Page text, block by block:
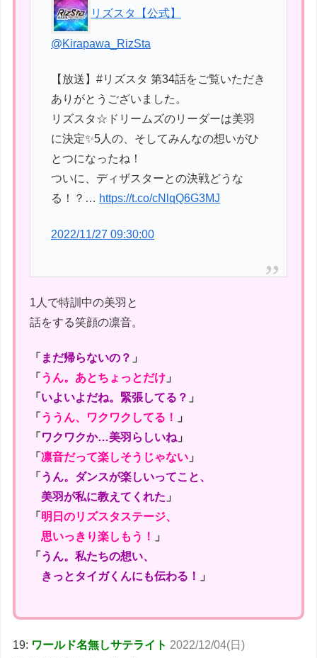
リズスタ【公式】
@Kirapawa_RizSta
【放送】#リズスタ 第34話をご覧いただき
ありがとうございました。
リズスタ☆ドリームズのリーダーは美羽
に決定✨5人の、そしてみんなの想いがひ
とつになったね！
ついに、ディザスターとの決戦どうな
る！？… https://t.co/cNlqQ6G3MJ
2022/11/27 09:30:00
1人で特訓中の美羽と
話をする笑顔の凛音。
「 まだ帰らないの？ 」
「 うん。あとちょっとだけ 」
「 いよいよだね。緊張してる？ 」
「 ううん、ワクワクしてる！
」
「 ワクワクか…美羽らしいね 」
「凛音だって楽しそうじゃない 」
「 うん。ダンスが楽しいってこと、
美羽が私に教えてくれた 」
「 明日のリズスタステージ、
思いっきり楽しもう！
」
「 うん。私たちの想い、
きっとタイガくんにも伝わる！
」
19: ワールド名無しサテライト 2022/12/04(日)